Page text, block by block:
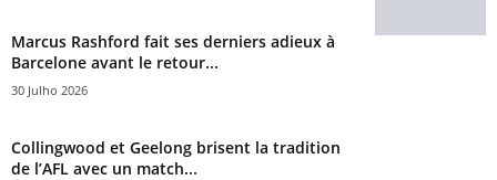
Marcus Rashford fait ses derniers adieux à
Barcelone avant le retour...
30 Julho 2026
Collingwood et Geelong brisent la tradition
de l’AFL avec un match...